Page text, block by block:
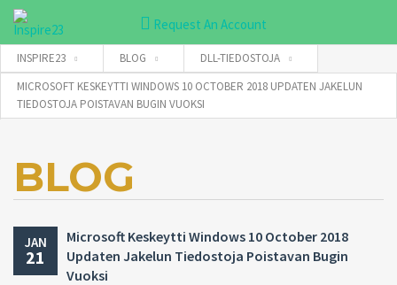
Request An Account
Username
Password
Connect with:
INSPIRE23 BLOG
DLL-TIEDOSTOJA
MICROSOFT KESKEYTTI WINDOWS 10 OCTOBER 2018 UPDATEN JAKELUN
TIEDOSTOJA POISTAVAN BUGIN VUOKSI
BLOG
JAN
21
Microsoft Keskeytti Windows 10 October 2018
Updaten Jakelun Tiedostoja Poistavan Bugin
Vuoksi